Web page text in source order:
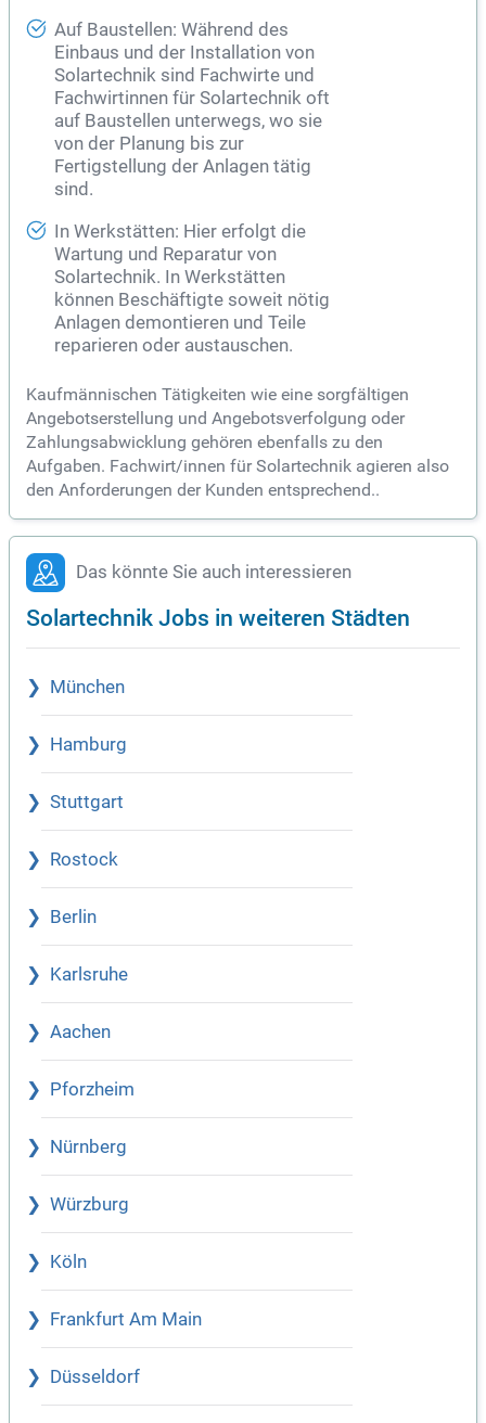
Auf Baustellen: Während des
Einbaus und der Installation von
Solartechnik sind Fachwirte und
Fachwirtinnen für Solartechnik oft
auf Baustellen unterwegs, wo sie
von der Planung bis zur
Fertigstellung der Anlagen tätig
sind.
In Werkstätten: Hier erfolgt die
Wartung und Reparatur von
Solartechnik. In Werkstätten
können Beschäftigte soweit nötig
Anlagen demontieren und Teile
reparieren oder austauschen.
Kaufmännischen Tätigkeiten wie eine sorgfältigen
Angebotserstellung und Angebotsverfolgung oder
Zahlungsabwicklung gehören ebenfalls zu den
Aufgaben. Fachwirt/innen für Solartechnik agieren also
den Anforderungen der Kunden entsprechend..
Das könnte Sie auch interessieren
Solartechnik Jobs in weiteren Städten
München
Hamburg
Stuttgart
Rostock
Berlin
Karlsruhe
Aachen
Pforzheim
Nürnberg
Würzburg
Köln
Frankfurt Am Main
Düsseldorf